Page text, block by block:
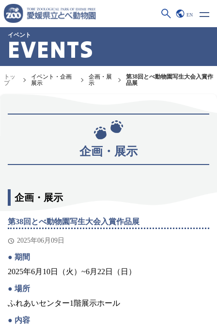
EN
イベント
EVENTS
トッ
プ
イベント・企画
展示
企画・展
示
第38回とべ動物園写生大会入賞作
品展
企画・展示
企画・展示
第38回とべ動物園写生大会入賞作品展
2025年06月09日
期間
2025年6月10日（火）~6月22日（日）
場所
ふれあいセンター1階展示ホール
内容